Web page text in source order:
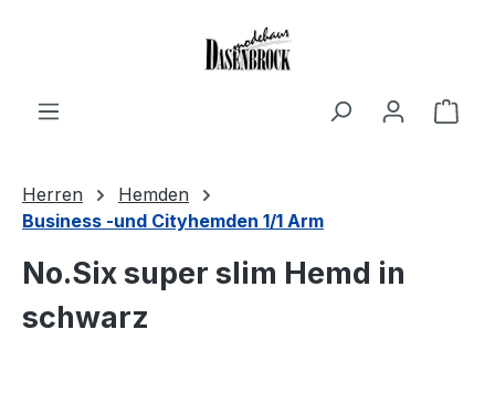
Herren
Hemden
Business -und Cityhemden 1/1 Arm
No.Six super slim Hemd in
schwarz